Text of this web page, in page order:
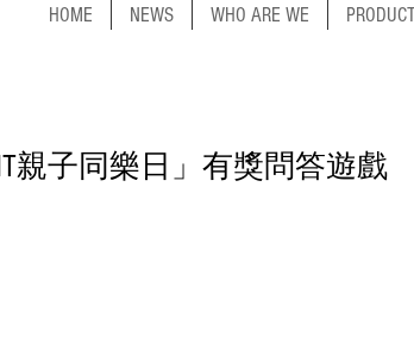
HOME NEWS WHO ARE WE
親子同樂日」有獎問答遊戲